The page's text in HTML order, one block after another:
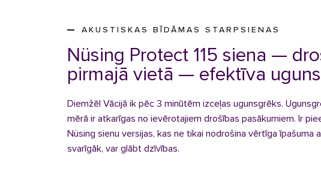
AKUSTISKAS BĪDĀMAS STARPSIENAS
Nüsing Protect 115 siena —
pirmajā vietā — efektīva
Diemžēl Vācijā ik pēc 3 minūtēm izceļas ugunsgrēks.
mērā ir atkarīgas no ievērotajiem drošības pasākumiem. Ir
Nüsing sienu versijas, kas ne tikai nodrošina vērtīga īpašuma
svarīgāk, var glābt dzīvības.